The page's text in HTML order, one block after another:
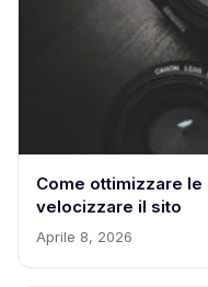
Come ottimizzare
velocizzare il sito
Aprile 8, 2026